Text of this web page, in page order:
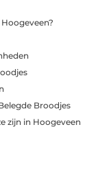
Broodjes
zijn in Hoogeveen